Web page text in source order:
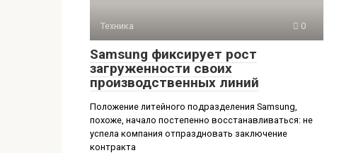
Техника 0
Samsung фиксирует рост
загруженности своих
производственных линий
Положение литейного подразделения Samsung,
похоже, начало постепенно восстанавливаться: не
успела компания отпраздновать заключение
контракта